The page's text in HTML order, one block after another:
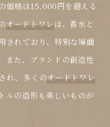
価格は15,000円を超える
オードトワレは、香水と
されており、特別な場面
また、ブランドの創造性
れ、多くのオードトワレ
ルの造形も美しいものが